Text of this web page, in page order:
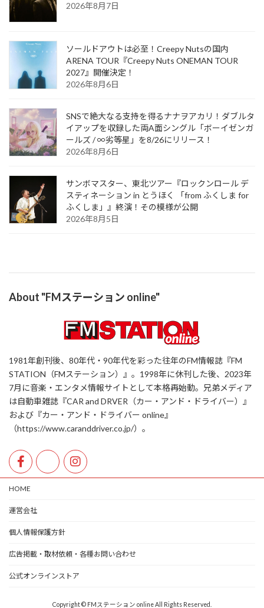
2026年8月7日
ソールドアウトは必至！Creepy Nutsの国内
ARENA TOUR『Creepy Nuts ONEMAN TOUR
2027』開催決定！
2026年8月6日
SNSで絶大なる支持を得るナナヲアカリ！ダブルタ
イアップを収録した両A面シングル「ボーイゼンガ
ールズ / ∞劣等星」を8/26にリリース！
2026年8月6日
サンボマスター、東北ツアー『ロックンロール デ
スティネーション in とうほく 「from ふくしま for
ふくしま」』終演！その模様が公開
2026年8月5日
About "FMステーション online"
1981年創刊後、80年代・90年代を彩った往年のFM情報誌『FM
STATION（FMステーション）』。1998年に休刊した後、2023年
7月に音楽・エンタメ情報サイトとして本格再始動。兄弟メディア
は自動車雑誌『CAR and DRVER（カー・アンド・ドライバー）』
および『カー・アンド・ドライバー online』
（https://www.caranddriver.co.jp/）。
HOME
運営会社
個人情報保護方針
広告掲載・取材依頼・各種お問い合わせ
公式オンラインストア
Copyright © FMステーション online All Rights Reserved.